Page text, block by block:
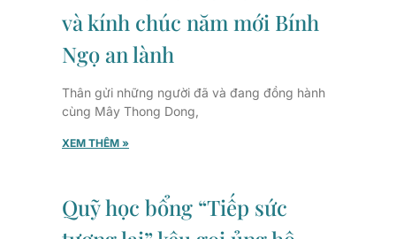
và kính chúc năm mới Bính
Ngọ an lành
Thân gửi những người đã và đang đồng hành
cùng Mây Thong Dong,
XEM THÊM »
Quỹ học bổng “Tiếp sức